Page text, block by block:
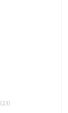
(23)